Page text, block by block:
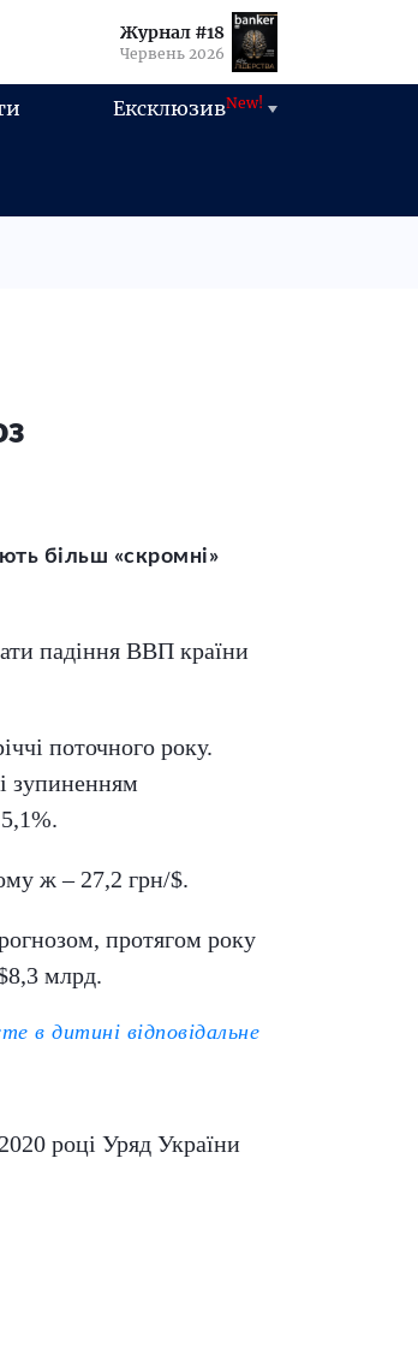
Журнал #18
Червень 2026
ЕксклюзивNew!
більш «скромні»
падіння ВВП країни
поточного року.
зупиненням
ж – 27,2 грн/$.
протягом року
млрд.
в дитині відповідальне
році Уряд України